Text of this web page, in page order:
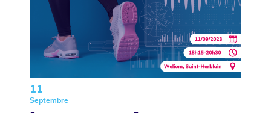
11
Septembre